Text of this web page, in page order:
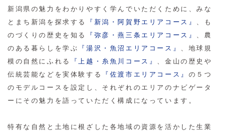
新潟県の魅力をわかりやすく学んでいただくために、みな
とまち新潟を探求する
『新潟・阿賀野エリアコース』
、も
のづくりの歴史を知る
『弥彦・燕三条エリアコース』
、農
のある暮らしを学ぶ
『湯沢・魚沼エリアコース』
、地球規
模の自然にふれる
『上越・糸魚川コース』
、金山の歴史や
伝統芸能などを実体験する
『佐渡市エリアコース』 の５つ
のモデルコースを設定し、それぞれのエリアのナビゲータ
ーにその魅力を語っていただく構成になっています。
特有な自然と土地に根ざした各地域の資源を活かした生業